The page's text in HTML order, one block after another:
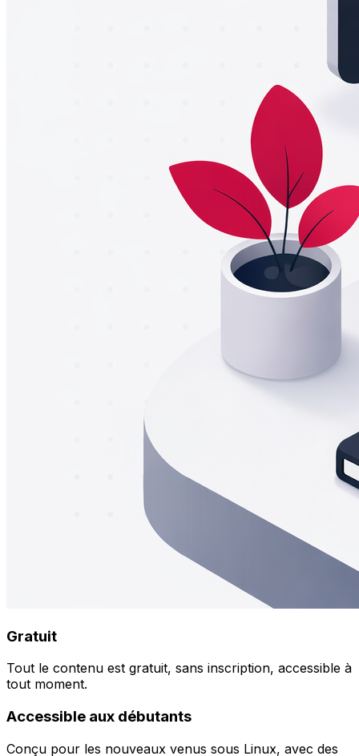
Gratuit
Tout le contenu est gratuit, sans inscription, accessible à
tout moment.
Accessible aux débutants
Conçu pour les nouveaux venus sous Linux, avec des